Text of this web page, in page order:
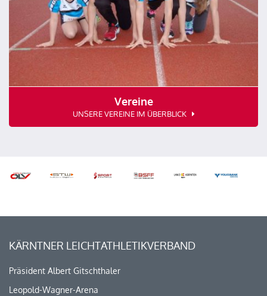
Vereine
UNSERE VEREINE IM ÜBERBLICK
KÄRNTNER LEICHTATHLETIKVERBAND
Präsident Albert Gitschthaler
Leopold-Wagner-Arena